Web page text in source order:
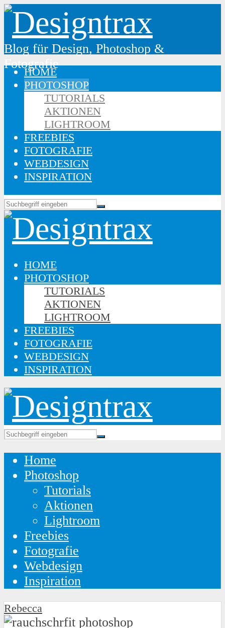
Blog für Design, Photoshop &
Fotografie
HOME
PHOTOSHOP
TUTORIALS
AKTIONEN
LIGHTROOM
FREEBIES
FOTOGRAFIE
WEBDESIGN
INSPIRATION
HOME
PHOTOSHOP
TUTORIALS
AKTIONEN
LIGHTROOM
FREEBIES
FOTOGRAFIE
WEBDESIGN
INSPIRATION
Home
Photoshop
Tutorials
Aktionen
Lightroom
Freebies
Fotografie
Webdesign
Inspiration
Rebecca